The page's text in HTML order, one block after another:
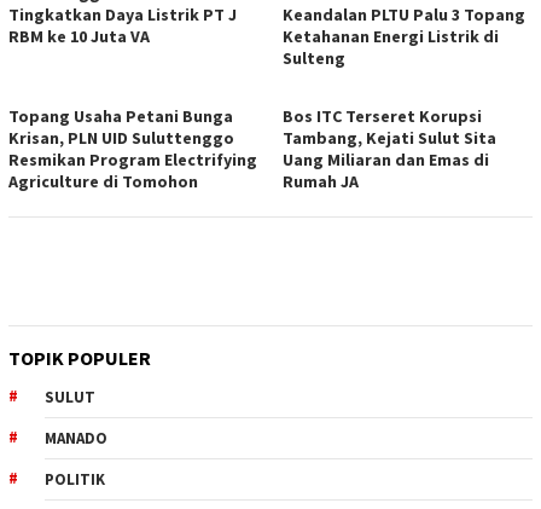
Tingkatkan Daya Listrik PT J
RBM ke 10 Juta VA
Keandalan PLTU Palu 3 Topang
Ketahanan Energi Listrik di
Sulteng
Topang Usaha Petani Bunga
Krisan, PLN UID Suluttenggo
Resmikan Program Electrifying
Agriculture di Tomohon
Bos ITC Terseret Korupsi
Tambang, Kejati Sulut Sita
Uang Miliaran dan Emas di
Rumah JA
TOPIK POPULER
SULUT
MANADO
POLITIK